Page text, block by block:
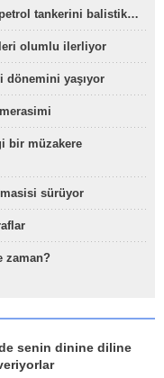
tankerini balistik…
olumlu ilerliyor
dönemini yaşıyor
bir müzakere
sürüyor
zaman?
senin dinine diline